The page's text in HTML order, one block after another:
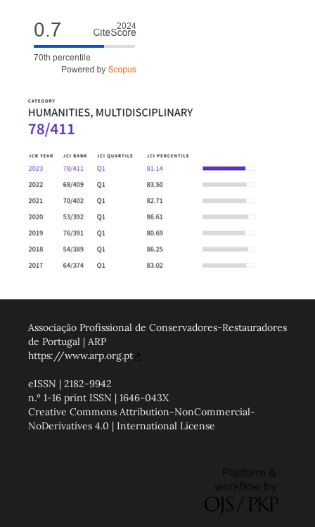
Associação Profissional de Conservadores-Restauradores
de Portugal | ARP
https://www.arp.org.pt↗
eISSN | 2182-9942
n.º 1-16 print ISSN | 1646-043X
Creative Commons Attribution-NonCommercial-
NoDerivatives 4.0 | International License